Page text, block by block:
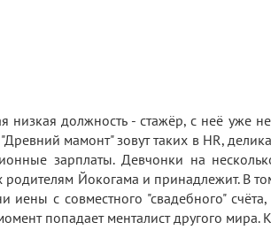
должность - стажёр, с неё уже
мамонт" зовут таких в HR,
зарплаты. Девчонки на
Йокогама и принадлежит. В
иены с совместного "свадебного"
попадает менталист другого